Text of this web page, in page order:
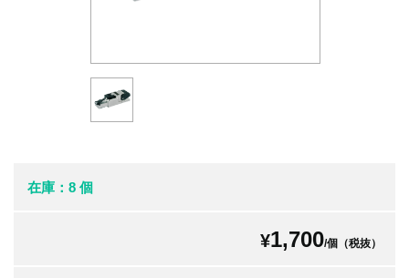
在庫：8 個
¥1,700/個（税抜）